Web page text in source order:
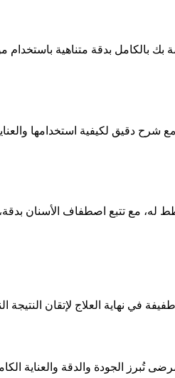
كما هو مخطط له، مع تتبع اصطفاف